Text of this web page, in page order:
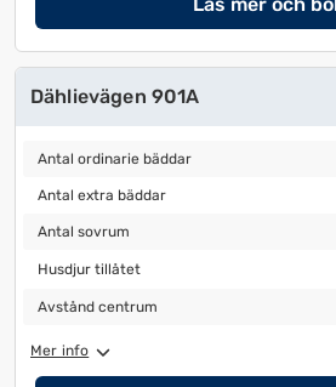
Dählievägen 901A
Antal ordinarie bäddar
Antal ordinarie bäddar
Antal extra bäddar
Antal extra bäddar
Antal sovrum
Antal sovrum
Husdjur tillåtet
Husdjur tillåtet
Avstånd centrum
Avstånd centrum
Mer info